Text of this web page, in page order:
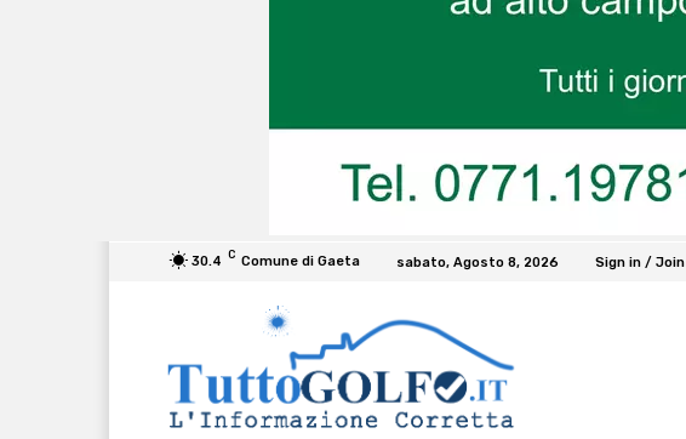
30.4 C Comune di Gaeta sabato, Agosto 8, 2026 Sign in / Join